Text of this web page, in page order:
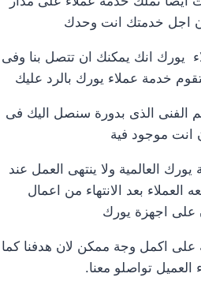
اجل خدمتك انت وحدك
يورك انك يمكنك ان تتصل بنا وفى
خدمة عملاء يورك بالرد عليك
الفنى الذى بدورة سنصل اليك فى
انت موجود فية
العالمية ولا ينتهى العمل عند
العملاء بعد الانتهاء من اعمال
على اجهزة يورك
على اكمل وجة ممكن لان هدفنا كما
العميل تواصلو معنا.